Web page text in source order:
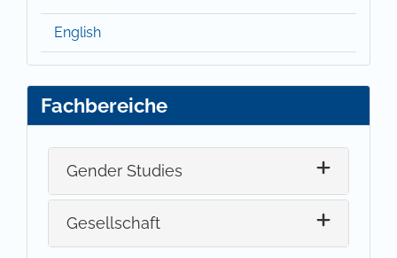
English
Fachbereiche
Gender Studies
Gesellschaft